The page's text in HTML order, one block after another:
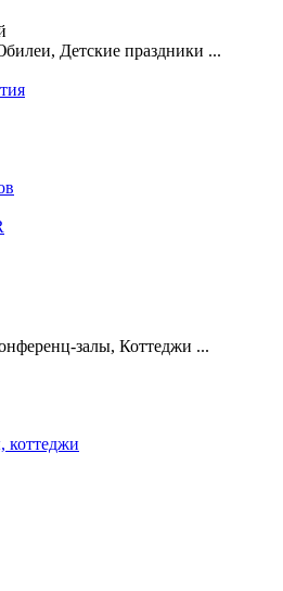
Детские праздники ...
залы, Коттеджи ...
коттеджи